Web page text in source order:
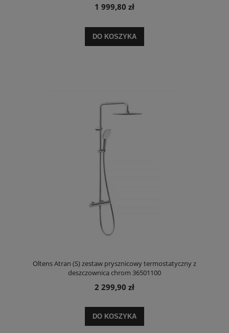
1 999,80 zł
DO KOSZYKA
Oltens Atran (S) zestaw prysznicowy termostatyczny z
deszczownicą chrom 36501100
2 299,90 zł
DO KOSZYKA